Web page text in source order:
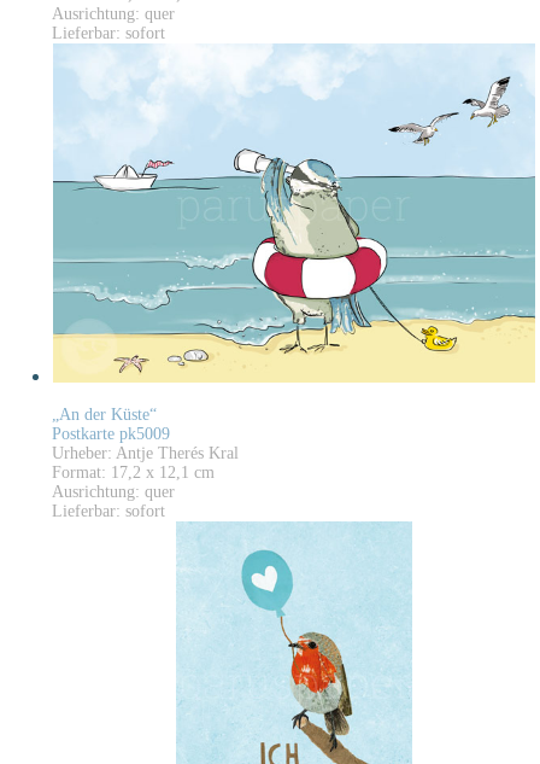
Ausrichtung: quer
Lieferbar: sofort
„An der Küste“
Postkarte pk5009
Urheber: Antje Therés Kral
Format: 17,2 x 12,1 cm
Ausrichtung: quer
Lieferbar: sofort